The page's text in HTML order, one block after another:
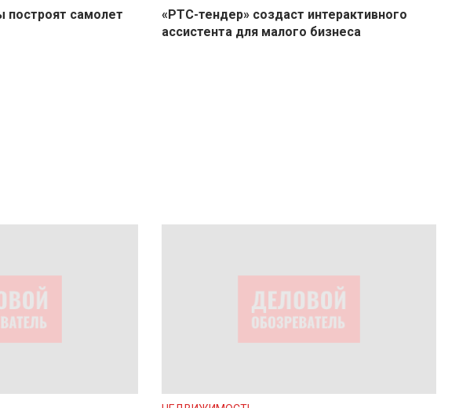
построят самолет
«РТС-тендер» создаст интерактивного
ассистента для малого бизнеса